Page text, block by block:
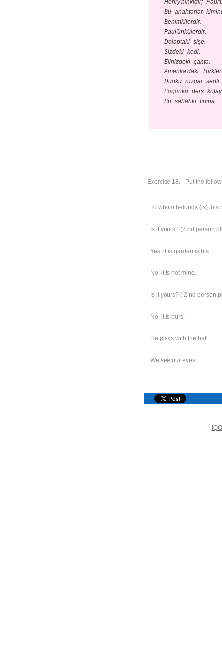
Henry'ninkidir;
Bu anahtarlar
Benimkilerdir.
Paul'ünkülerdir.
Dolaptaki şişe.
Sizdeki kedi.
Elinizdeki çanta.
Amerika'daki Türkler.
Dünkü rüzgar sertti.
Bugünkü ders
Bu sabahki fırtına.
Exercise 18. - Put the
To whom belongs (is) this
Is it yours? (2 nd person
Yes, this garden is his.
No, it is not mine.
Is it yours? ( 2 nd person
No, it is ours.
He plays with the ball.
We see our eyes.